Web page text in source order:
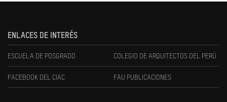
ENLACES DE INTERÉS
ESCUELA DE POSGRADO COLEGIO DE ARQUITECTOS DEL PERÚ
FACEBOOK DEL CIAC FAU PUBLICACIONES